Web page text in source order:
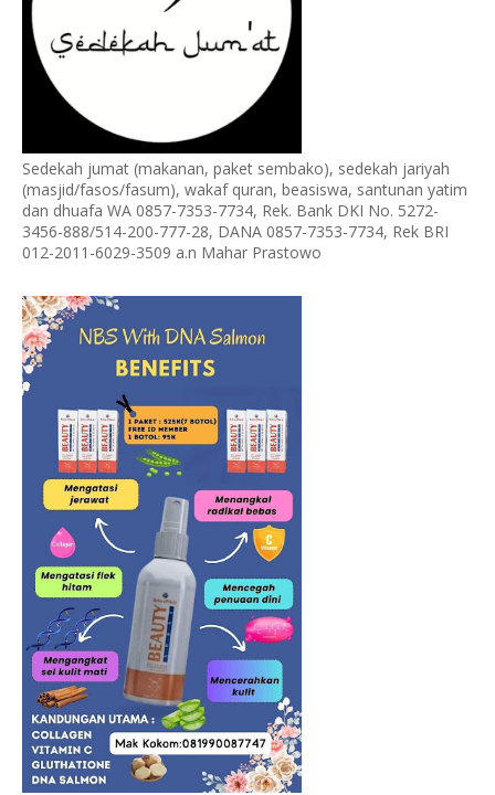
Sedekah jumat (makanan, paket sembako), sedekah jariyah
(masjid/fasos/fasum), wakaf quran, beasiswa, santunan yatim
dan dhuafa WA 0857-7353-7734, Rek. Bank DKI No. 5272-
3456-888/514-200-777-28, DANA 0857-7353-7734, Rek BRI
012-2011-6029-3509 a.n Mahar Prastowo